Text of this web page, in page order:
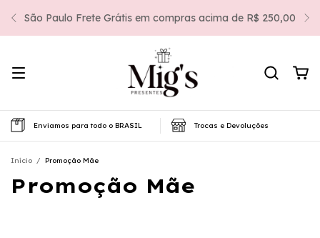
São Paulo Frete Grátis em compras acima de R$ 250,00
Enviamos para todo o BRASIL Trocas e Devoluções
Início / Promoção Mãe
Promoção Mãe